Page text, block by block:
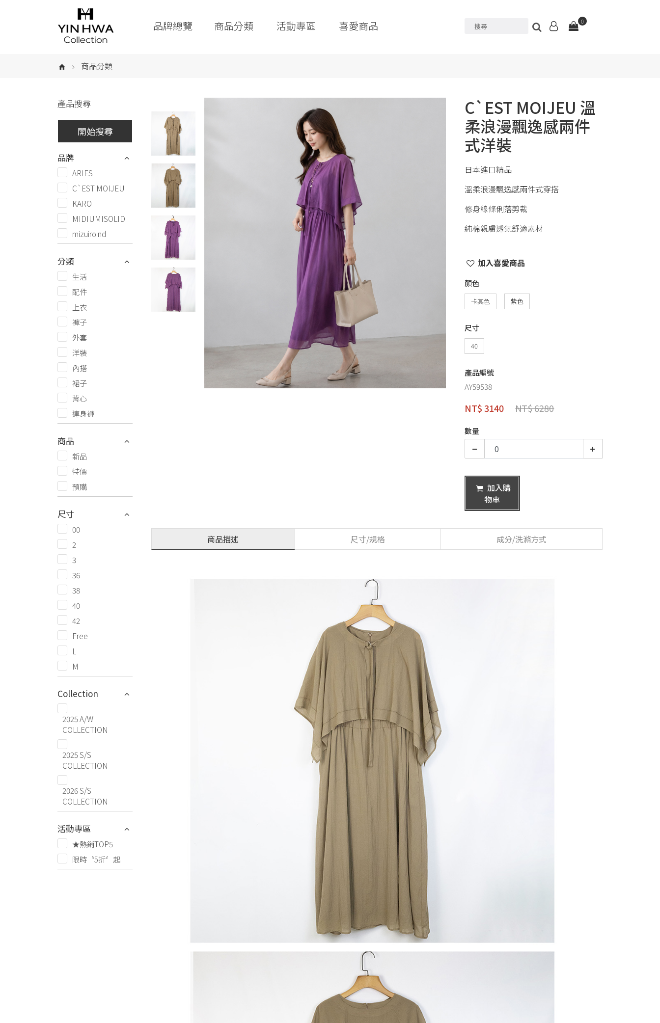
0
品牌總覽 商品分類 活動專區 喜愛商品
商品分類
產品搜尋
品牌
ARIES
C`EST MOIJEU
KARO
MIDIUMISOLID
mizuiroind
分類
生活
配件
上衣
褲子
外套
洋裝
內搭
裙子
背心
連身褲
商品
新品
特價
預購
尺寸
00
2
3
36
38
40
42
Free
L
M
Collection
2025 A/W
COLLECTION
2025 S/S
COLLECTION
2026 S/S
COLLECTION
活動專區
★熱銷TOP5
限時〝5折〞起
C`EST MOIJEU 溫
柔浪漫飄逸感兩件
式洋裝
日本進口精品
溫柔浪漫飄逸感兩件式穿搭
修身線條俐落剪裁
純棉親膚透氣舒適素材
加入喜愛商品
顏色
卡其色 紫色
尺寸
40
產品編號
AY59538
NT$ 3140 NT$ 6280
數量
加入購
物車
商品描述 尺寸/規格 成分/洗滌方式